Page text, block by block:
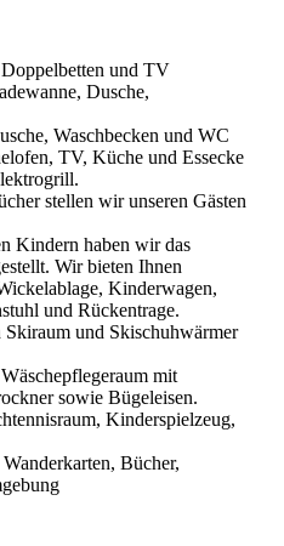
und TV
Dusche,
Waschbecken und WC
TV, Küche und Essecke
stellen wir unseren Gästen
Kindern haben wir das
Wir bieten Ihnen
Kinderwagen,
und Rückentrage.
und Skischuhwärmer
mit
sowie Bügeleisen.
Kinderspielzeug,
Bücher,